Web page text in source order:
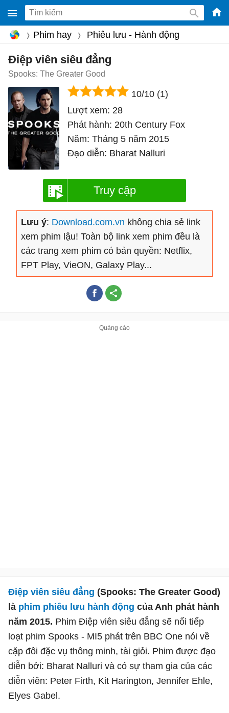
-
Phim hay Phiêu lưu - Hành động
Điệp viên siêu đẳng
Spooks: The Greater Good
10/10 (1)
Lượt xem: 28
Phát hành: 20th Century Fox
Năm: Tháng 5 năm 2015
Đạo diễn: Bharat Nalluri
Truy cập
Lưu ý: Download.com.vn không chia sẻ link
xem phim lậu! Toàn bộ link xem phim đều là
các trang xem phim có bản quyền: Netflix,
FPT Play, VieON, Galaxy Play...
Điệp viên siêu đẳng (Spooks: The Greater Good)
là phim phiêu lưu hành động của Anh phát hành
năm 2015. Phim Điệp viên siêu đẳng sẽ nối tiếp
loạt phim Spooks - MI5 phát trên BBC One nói về
cặp đôi đặc vụ thông minh, tài giỏi. Phim được đạo
diễn bởi: Bharat Nalluri và có sự tham gia của các
diễn viên: Peter Firth, Kit Harington, Jennifer Ehle,
Elyes Gabel.